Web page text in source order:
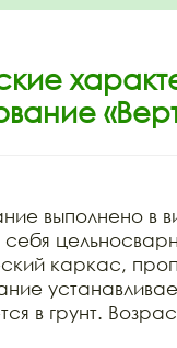
выполнено в
себя
каркас,
в грунт.